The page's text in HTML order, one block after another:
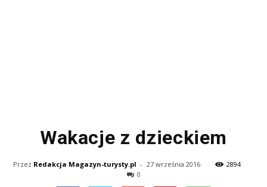
Wakacje z dzieckiem
Przez Redakcja Magazyn-turysty.pl - 27 września 2016
2894
0